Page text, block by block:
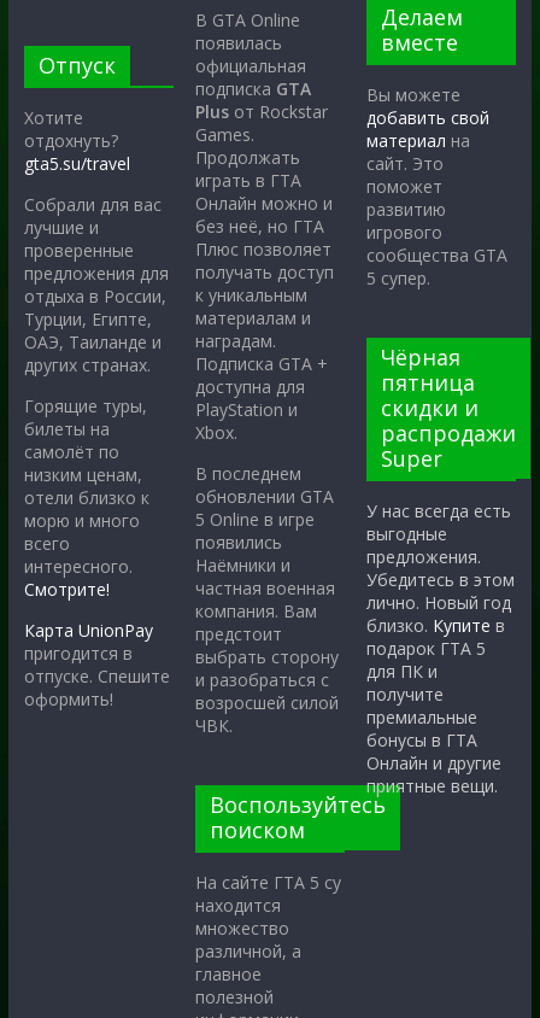
Отпуск
Хотите
отдохнуть?
gta5.su/travel
Собрали для вас
лучшие и
проверенные
предложения для
отдыха в России,
Турции, Египте,
ОАЭ, Таиланде и
других странах.
Горящие туры,
билеты на
самолёт по
низким ценам,
отели близко к
морю и много
всего
интересного.
Смотрите!
Карта UnionPay
пригодится в
отпуске. Спешите
оформить!
В GTA Online
появилась
официальная
подписка GTA
Plus от Rockstar
Games.
Продолжать
играть в ГТА
Онлайн можно и
без неё, но ГТА
Плюс позволяет
получать доступ
к уникальным
материалам и
наградам.
Подписка GTA +
доступна для
PlayStation и
Xbox.
В последнем
обновлении GTA
5 Online в игре
появились
Наёмники и
частная военная
компания. Вам
предстоит
выбрать сторону
и разобраться с
возросшей силой
ЧВК.
Воспользуйтесь
поиском
На сайте ГТА 5 су
находится
множество
различной, а
главное
полезной
Делаем
вместе
Вы можете
добавить свой
материал на
сайт. Это
поможет
развитию
игрового
сообщества GTA
5 супер.
Чёрная
пятница
скидки и
распродажи
Super
У нас всегда есть
выгодные
предложения.
Убедитесь в этом
лично. Новый год
близко. Купите в
подарок ГТА 5
для ПК и
получите
премиальные
бонусы в ГТА
Онлайн и другие
приятные вещи.